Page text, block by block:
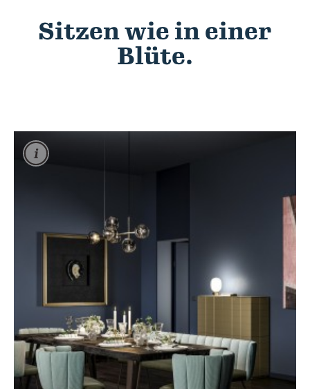
Sitzen wie in einer
Blüte.